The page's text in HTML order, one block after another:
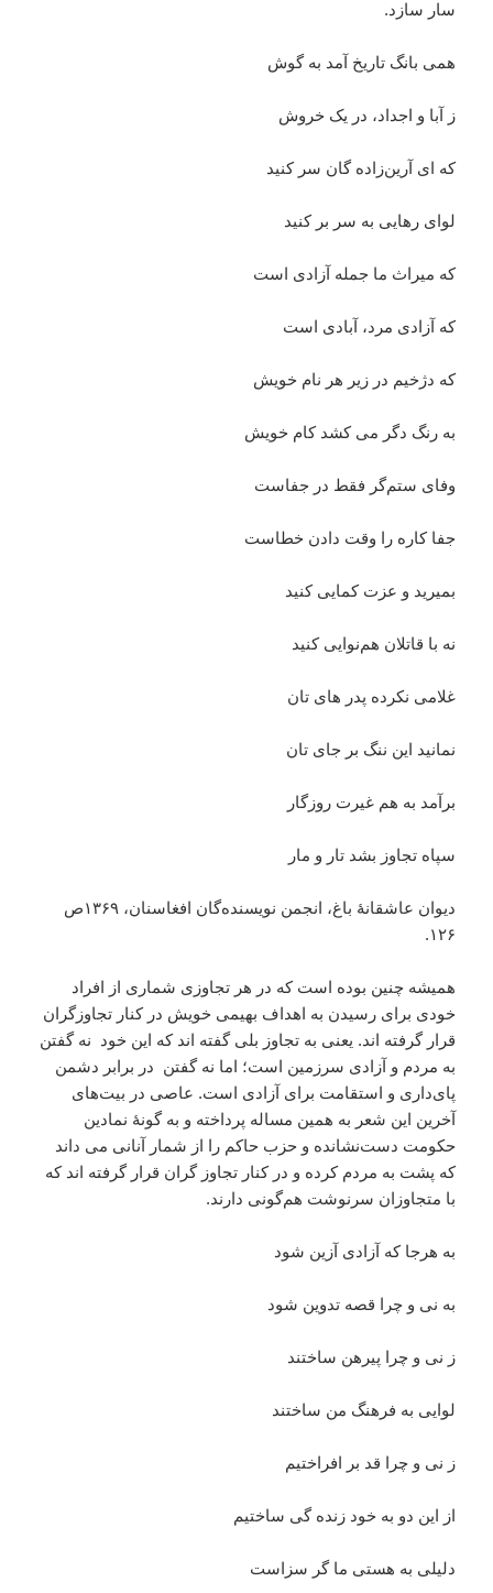
سار سازد.
همی بانگ تاریخ آمد به گوش
ز آبا و اجداد، در یک خروش
که ای آرین‌زاده گان سر کنید
لوای رهایی به سر بر کنید
که میراث ما جمله آزادی است
که آزادی مرد، آبادی است
که دژخیم در زیر هر نام خویش
به رنگ دگر می کشد کام خویش
وفای ستم‌گر فقط در جفاست
جفا کاره را وقت دادن خطاست
بمیرید و عزت کمایی کنید
نه با قاتلان هم‌نوایی کنید
غلامی نکرده پدر های تان
نمانید این ننگ بر جای تان
برآمد به هم غیرت روزگار
سپاه تجاوز بشد تار و مار
دیوان عاشقانۀ باغ، انجمن نویسنده‌گان افغاسنان، ۱۳۶۹ص
۱۲۶.
همیشه چنین بوده است که در هر تجاوزی شماری از افراد
خودی برای رسیدن به اهداف بهیمی خویش در کنار تجاوزگران
قرار گرفته اند. یعنی به تجاوز بلی گفته اند که این خود نه گفتن
به مردم و آزادی سرزمین است؛ اما نه گفتن در برابر دشمن
پای‌داری و استقامت برای آزادی است. عاصی در بیت‌های
آخرین این شعر به همین مساله پرداخته و به گونۀ نمادین
حکومت دست‌نشانده و حزب حاکم را از شمار آنانی می داند
که پشت به مردم کرده و در کنار تجاوز گران قرار گرفته اند که
با متجاوزان سرنوشت هم‌گونی دارند.
به هرجا که آزادی آزین شود
به نی و چرا قصه تدوین شود
ز نی و چرا پیرهن ساختند
لوایی به فرهنگ من ساختند
ز نی و چرا قد بر افراختیم
از این دو به خود زنده گی ساختیم
دلیلی به هستی ما گر سزاست